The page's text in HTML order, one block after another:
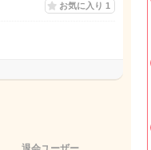
お気に入り 1